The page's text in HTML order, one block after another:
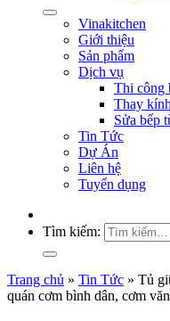
Vinakitchen
Giới thiệu
Sản phẩm
Dịch vụ
Thi công
Thay
Sửa bếp
Tin Tức
Dự Án
Liên hệ
Tuyển dụng
Tìm kiếm:
Trang chủ » Tin Tức » Tủ
quán cơm bình dân, cơm